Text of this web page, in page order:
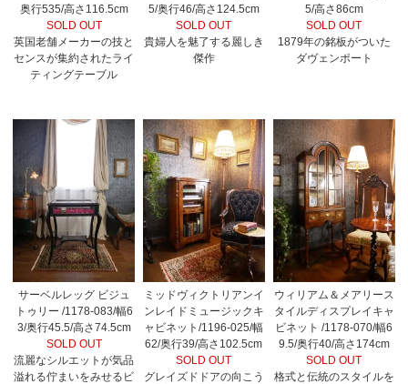
奥行535/高さ116.5cm
SOLD OUT
英国老舗メーカーの技と
センスが集約されたライ
ティングテーブル
5/奥行46/高さ124.5cm
SOLD OUT
貴婦人を魅了する麗しき
傑作
5/高さ86cm
SOLD OUT
1879年の銘板がついた
ダヴェンポート
サーベルレッグ ビジュ
トゥリー /1178-083/幅6
3/奥行45.5/高さ74.5cm
SOLD OUT
流麗なシルエットが気品
溢れる佇まいをみせるビ
ミッドヴィクトリアンイ
ンレイドミュージックキ
ャビネット/1196-025/幅
62/奥行39/高さ102.5cm
SOLD OUT
グレイズドドアの向こう
ウィリアム＆メアリース
タイルディスプレイキャ
ビネット /1178-070/幅6
9.5/奥行40/高さ174cm
SOLD OUT
格式と伝統のスタイルを